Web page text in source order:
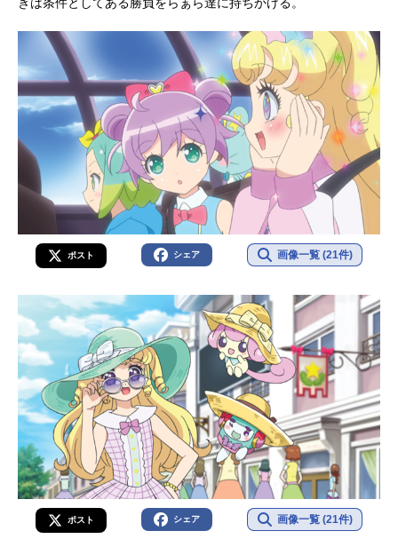
ポスト シェア 画像一覧 (21件)
ポスト シェア 画像一覧 (21件)